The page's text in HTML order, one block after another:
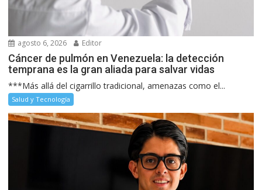
agosto 6, 2026 Editor
Cáncer de pulmón en Venezuela: la detección
temprana es la gran aliada para salvar vidas
***Más allá del cigarrillo tradicional, amenazas como el...
Salud y Tecnología